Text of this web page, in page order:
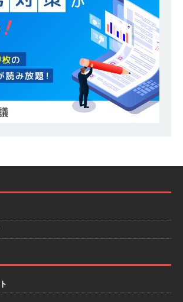
なることも可能 ｜ さわやか
体育会積極採用
≪ 27卒 ｜ 大阪勤務・転勤な
し ≫ 大型施設の空間設備を担う改修のプロフェ
ッショナル ｜ 学校・病院など多くの人が使う場
を支える仕事 ｜ 家賃補助あり ｜ 創業47年 ｜ 中
え」で差別化！「忍耐力」や「協調性」を社会で
[ 2026年7月30日 ] ≪ 27卒 ｜ 陸上部長距離限定